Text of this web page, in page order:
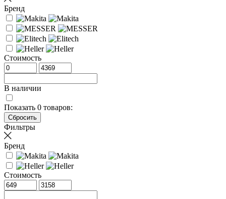
Бренд
Стоимость
В наличии
Показать 0 товаров:
Фильтры
Бренд
Стоимость